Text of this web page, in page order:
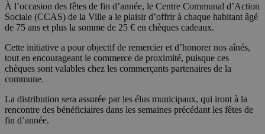
À l’occasion des fêtes de fin d’année, le Centre Communal d’Action
Sociale (CCAS) de la Ville a le plaisir d’offrir à chaque habitant âgé
de 75 ans et plus la somme de 25 € en chèques cadeaux.
Cette initiative a pour objectif de remercier et d’honorer nos aînés,
tout en encourageant le commerce de proximité, puisque ces
chèques sont valables chez les commerçants partenaires de la
commune.
La distribution sera assurée par les élus municipaux, qui iront à la
rencontre des bénéficiaires dans les semaines précédant les fêtes de
fin d’année.